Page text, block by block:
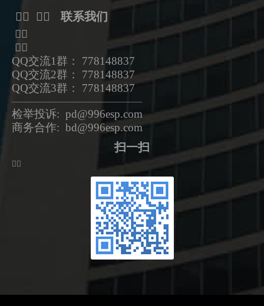
ᅟᅠ ᅟᅠ 联系我们
ᅟᅠ
ᅟᅠ
QQ交流1群： 778148837
QQ交流2群： 778148837
QQ交流3群： 778148837
—————————————————
检举投诉: pd@996esp.com
商务合作: bd@996esp.com
扫一扫
ᅟᅠ